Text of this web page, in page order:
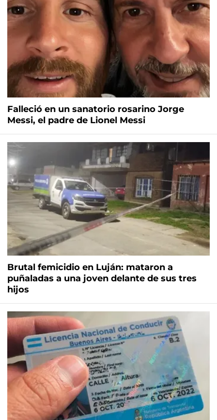
Falleció en un sanatorio rosarino Jorge
Messi, el padre de Lionel Messi
Brutal femicidio en Luján: mataron a
puñaladas a una joven delante de sus tres
hijos